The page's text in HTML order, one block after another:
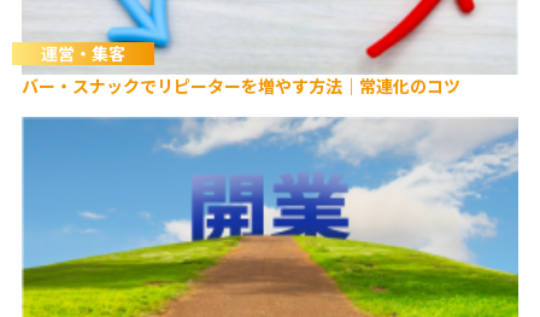
運営・集客
バー・スナックでリピーターを増やす方法｜常連化のコツ